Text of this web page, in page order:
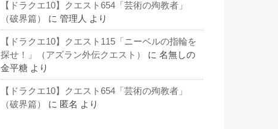
【ドラクエ10】クエスト654「芸術の殉教者」
（破界篇）
に 管理人 より
【ドラクエ10】クエスト115「ニーベルの指輪を
探せ！」（アズラン外伝クエスト）
に 名無しの
金平糖 より
【ドラクエ10】クエスト654「芸術の殉教者」
（破界篇）
に 匿名 より